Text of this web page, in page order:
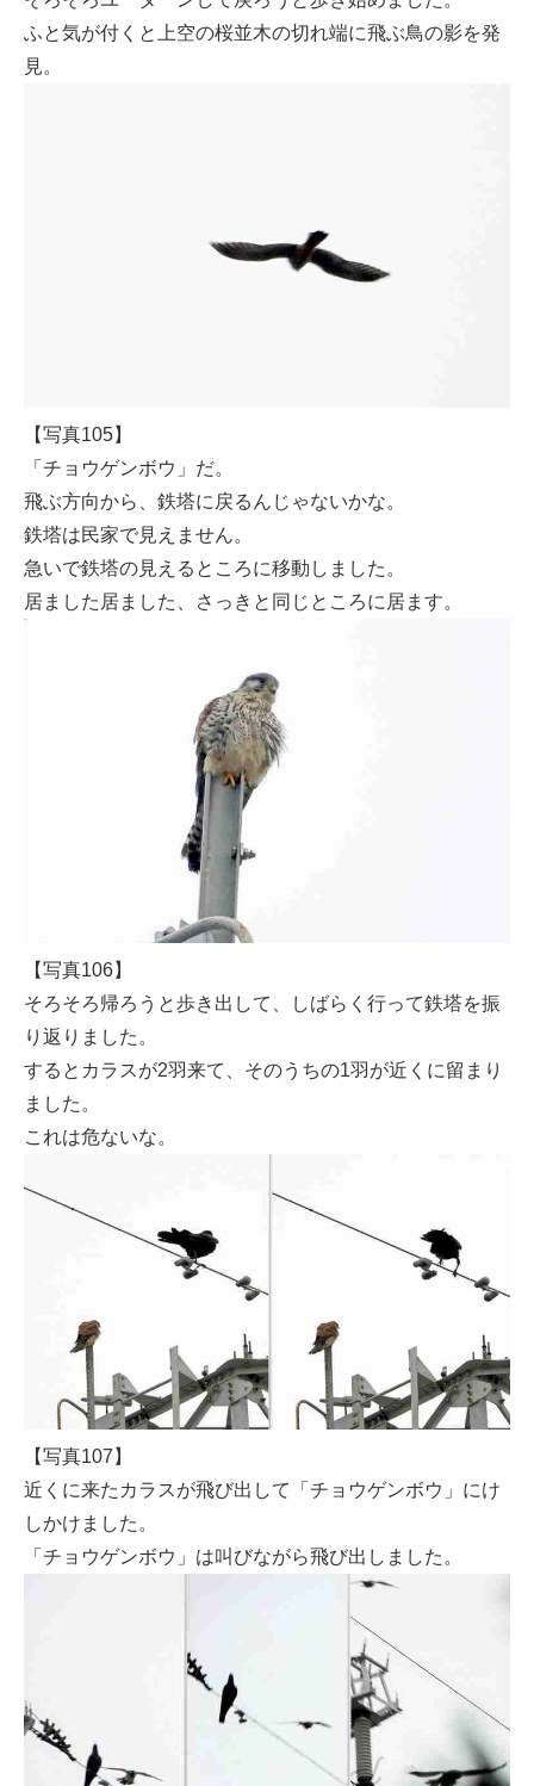
ふと気が付くと上空の桜並木の切れ端に飛ぶ鳥の影を発
見。
【写真105】
「チョウゲンボウ」だ。
飛ぶ方向から、鉄塔に戻るんじゃないかな。
鉄塔は民家で見えません。
急いで鉄塔の見えるところに移動しました。
居ました居ました、さっきと同じところに居ます。
【写真106】
そろそろ帰ろうと歩き出して、しばらく行って鉄塔を振
り返りました。
するとカラスが2羽来て、そのうちの1羽が近くに留まり
ました。
これは危ないな。
【写真107】
近くに来たカラスが飛び出して「チョウゲンボウ」にけ
しかけました。
「チョウゲンボウ」は叫びながら飛び出しました。